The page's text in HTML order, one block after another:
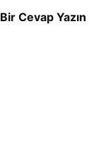
Bir Cevap Yazın